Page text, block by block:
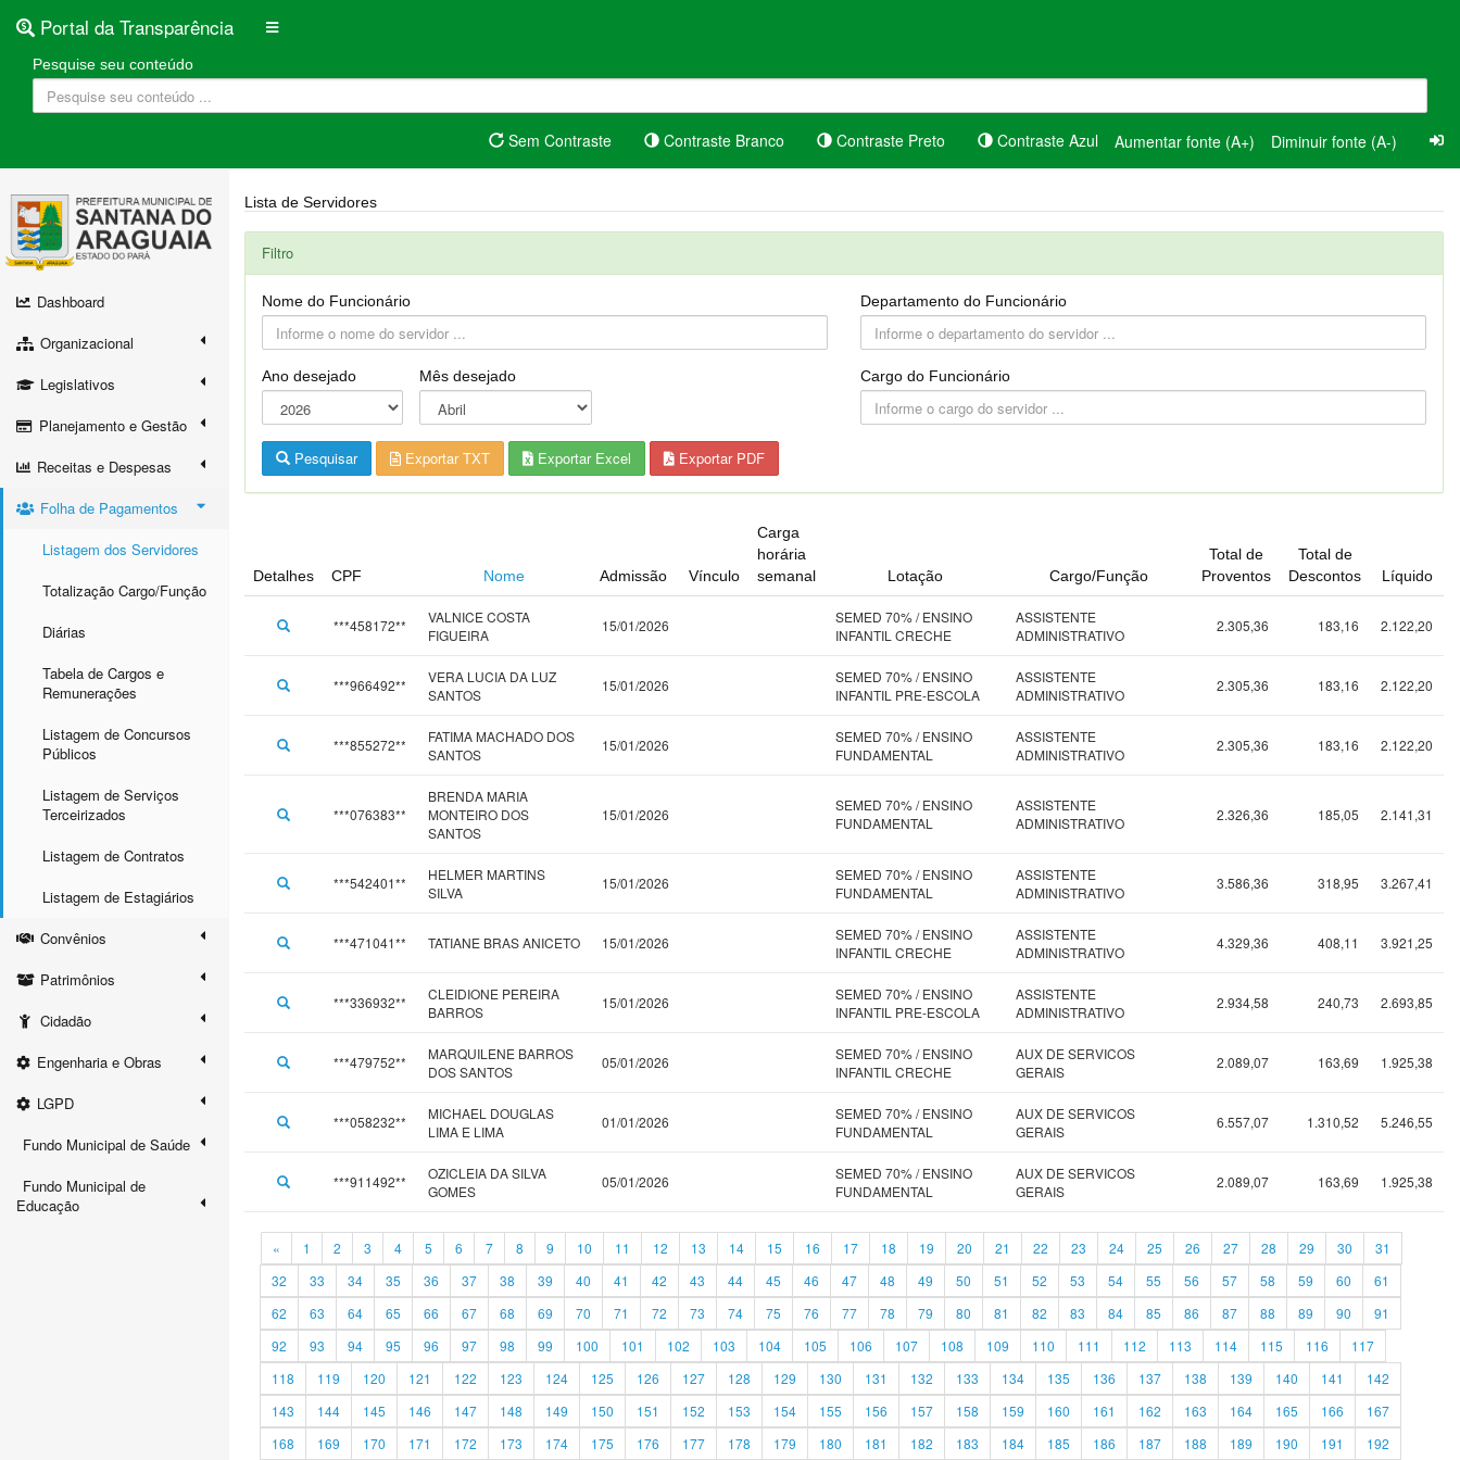
Portal da Transparência
Pesquise seu conteúdo
Sem Contraste Contraste Branco Contraste Preto Contraste Azul Aumentar fonte (A+) Diminuir fonte (A-)
Dashboard
Organizacional
Legislativos
Planejamento e Gestão
Receitas e Despesas
Folha de Pagamentos
Listagem dos Servidores
Totalização Cargo/Função
Diárias
Tabela de Cargos e
Remunerações
Listagem de Concursos
Públicos
Listagem de Serviços
Terceirizados
Listagem de Contratos
Listagem de Estagiários
Convênios
Patrimônios
Cidadão
Engenharia e Obras
LGPD
Fundo Municipal de Saúde
Fundo Municipal de
Educação
Lista de Servidores
Filtro
Nome do Funcionário
Ano desejado Mês desejado
Departamento do Funcionário
Cargo do Funcionário
Pesquisar Exportar TXT Exportar Excel Exportar PDF
Detalhes CPF Nome Admissão Vínculo
Carga
horária
semanal
Lotação Cargo/Função
Total de
Proventos
Total de
Descontos
Líquido
***458172**
VALNICE COSTA
FIGUEIRA
15/01/2026
SEMED 70% / ENSINO
INFANTIL CRECHE
ASSISTENTE
ADMINISTRATIVO
2.305,36 183,16 2.122,20
***966492**
VERA LUCIA DA LUZ
SANTOS
15/01/2026
SEMED 70% / ENSINO
INFANTIL PRE-ESCOLA
ASSISTENTE
ADMINISTRATIVO
2.305,36 183,16 2.122,20
***855272**
FATIMA MACHADO DOS
SANTOS
15/01/2026
SEMED 70% / ENSINO
FUNDAMENTAL
ASSISTENTE
ADMINISTRATIVO
2.305,36 183,16 2.122,20
***076383**
BRENDA MARIA
MONTEIRO DOS
SANTOS
15/01/2026
SEMED 70% / ENSINO
FUNDAMENTAL
ASSISTENTE
ADMINISTRATIVO
2.326,36 185,05 2.141,31
***542401**
HELMER MARTINS
SILVA
15/01/2026
SEMED 70% / ENSINO
FUNDAMENTAL
ASSISTENTE
ADMINISTRATIVO
3.586,36 318,95 3.267,41
***471041** TATIANE BRAS ANICETO 15/01/2026
SEMED 70% / ENSINO
INFANTIL CRECHE
ASSISTENTE
ADMINISTRATIVO
4.329,36 408,11 3.921,25
***336932**
CLEIDIONE PEREIRA
BARROS
15/01/2026
SEMED 70% / ENSINO
INFANTIL PRE-ESCOLA
ASSISTENTE
ADMINISTRATIVO
2.934,58 240,73 2.693,85
***479752**
MARQUILENE BARROS
DOS SANTOS
05/01/2026
SEMED 70% / ENSINO
INFANTIL CRECHE
AUX DE SERVICOS
GERAIS
2.089,07 163,69 1.925,38
***058232**
MICHAEL DOUGLAS
LIMA E LIMA
01/01/2026
SEMED 70% / ENSINO
FUNDAMENTAL
AUX DE SERVICOS
GERAIS
6.557,07 1.310,52 5.246,55
***911492**
OZICLEIA DA SILVA
GOMES
05/01/2026
SEMED 70% / ENSINO
FUNDAMENTAL
AUX DE SERVICOS
GERAIS
2.089,07 163,69 1.925,38
« 1 2 3 4 5 6 7 8 9 10 11 12 13 14 15 16 17 18 19 20 21 22 23 24 25 26 27 28 29 30
31
32
33 34 35 36 37 38 39 40 41 42 43 44 45 46 47 48 49 50 51 52 53 54 55 56 57 58 59 60
61
62
63 64 65 66 67 68 69 70 71 72 73 74 75 76 77 78 79 80 81 82 83 84 85 86 87 88 89 90
91
92
93 94 95 96 97 98 99 100 101 102 103 104 105 106 107 108 109 110 111 112 113 114 115 116
117
118
119 120 121 122 123 124 125 126 127 128 129 130 131 132 133 134 135 136 137 138 139 140 141
142
143
144 145 146 147 148 149 150 151 152 153 154 155 156 157 158 159 160 161 162 163 164 165 166
167
168
169 170 171 172 173 174 175 176 177 178 179 180 181 182 183 184 185 186 187 188 189 190 191 192